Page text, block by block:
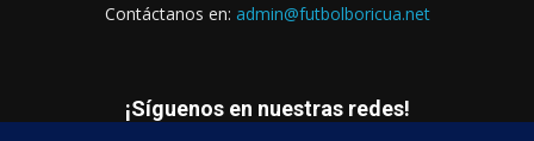
Contáctanos en: admin@futbolboricua.net
¡Síguenos en nuestras redes!